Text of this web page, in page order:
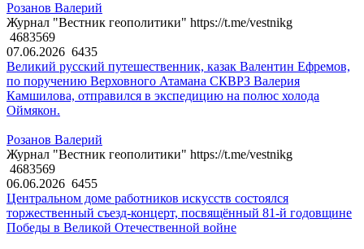
Розанов Валерий
Журнал "Вестник геополитики" https://t.me/vestnikg
4683569
07.06.2026 6435
Великий русский путешественник, казак Валентин Ефремов,
по поручению Верховного Атамана СКВРЗ Валерия
Камшилова, отправился в экспедицию на полюс холода
Оймякон.
Розанов Валерий
Журнал "Вестник геополитики" https://t.me/vestnikg
4683569
06.06.2026 6455
Центральном доме работников искусств состоялся
торжественный съезд-концерт, посвящённый 81-й годовщине
Победы в Великой Отечественной войне